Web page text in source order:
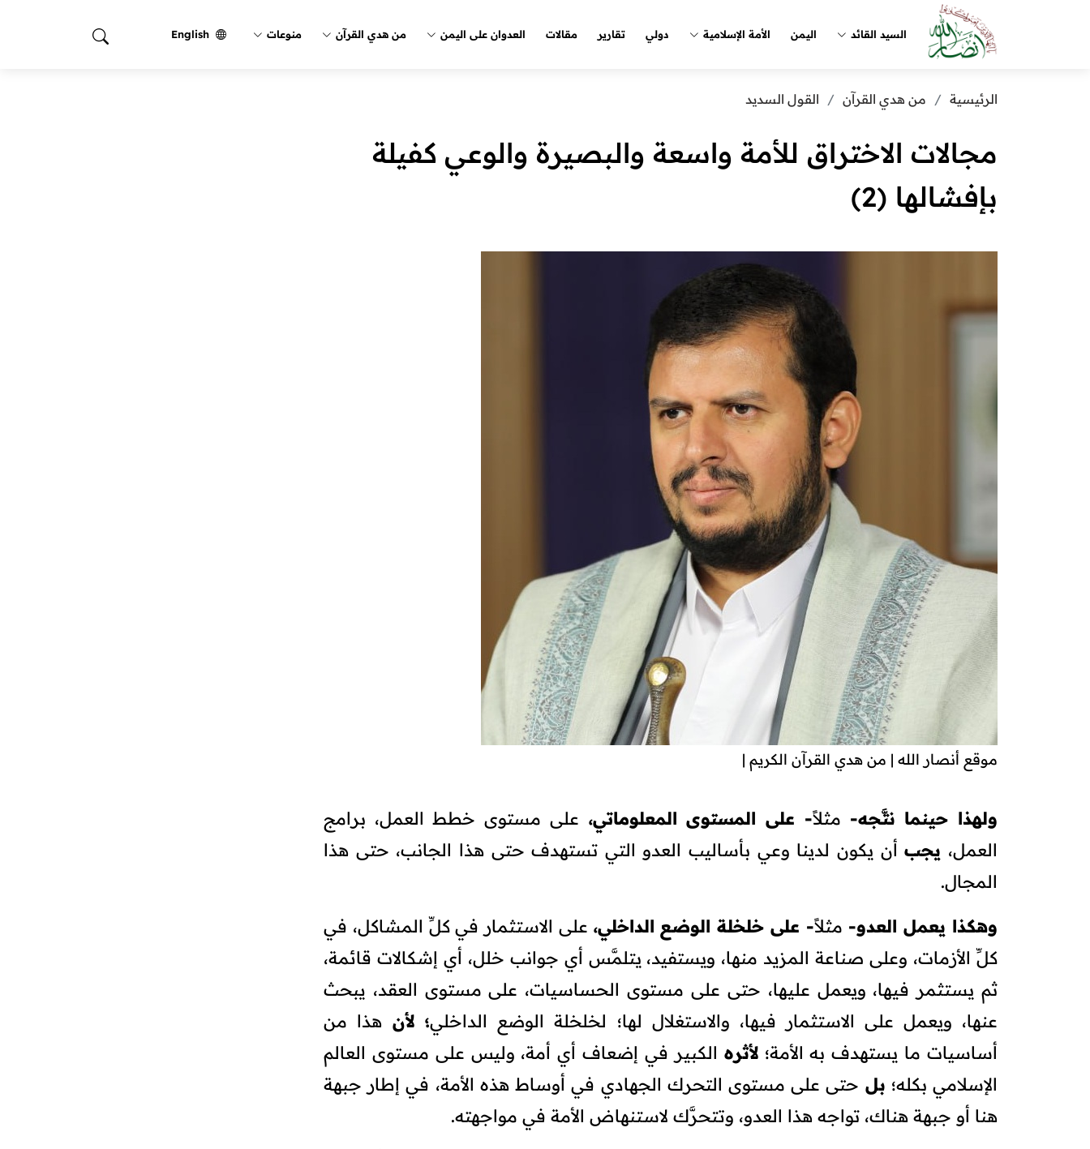
السيد القائد اليمن الأمة الإسلامية دولي تقارير مقالات العدوان على اليمن من هدي القرآن منوعات English
الرئيسية من هدي القرآن القول السديد
مجالات الاختراق للأمة واسعة والبصيرة والوعي كفيلة
بإفشالها (2)
موقع أنصار الله | من هدي القرآن الكريم |
ولهذا حينما نتَّجه- مثلاً- على المستوى المعلوماتي، على مستوى خطط العمل، برامج
العمل، يجبأن يكون لدينا وعي بأساليب العدو التي تستهدف حتى هذا الجانب، حتى هذا
المجال.
وهكذا يعمل العدو- مثلاً- على خلخلة الوضع الداخلي، على الاستثمار في كلِّ المشاكل، في
كلِّ الأزمات، وعلى صناعة المزيد منها، ويستفيد، يتلمَّس أي جوانب خلل، أي إشكالات قائمة،
ثم يستثمر فيها، ويعمل عليها، حتى على مستوى الحساسيات، على مستوى العقد، يبحث
عنها، ويعمل على الاستثمار فيها، والاستغلال لها؛ لخلخلة الوضع الداخلي؛ لأن هذا من
أساسيات ما يستهدف به الأمة؛لأثره الكبير في إضعاف أي أمة، وليس على مستوى العالم
الإسلامي بكله؛ بل حتى على مستوى التحرك الجهادي في أوساط هذه الأمة، في إطار جبهة
هنا أو جبهة هناك، تواجه هذا العدو، وتتحرَّك لاستنهاض الأمة في مواجهته.